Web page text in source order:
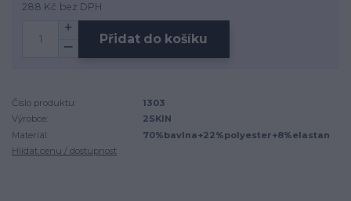
288 Kč bez DPH
Přidat do košíku
Číslo produktu:
1303
Výrobce:
2SKIN
Materiál:
70%bavlna+22%polyester+8%elastan
Hlídat cenu / dostupnost